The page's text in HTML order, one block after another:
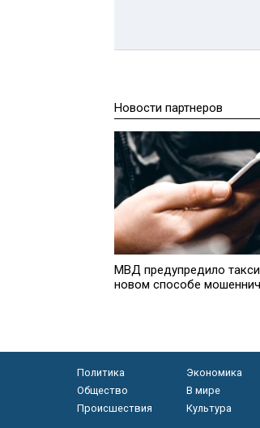
Новости партнеров
МВД предупредило
новом способе
Политика
Экономика
Общество
В мире
Происшествия
Культура